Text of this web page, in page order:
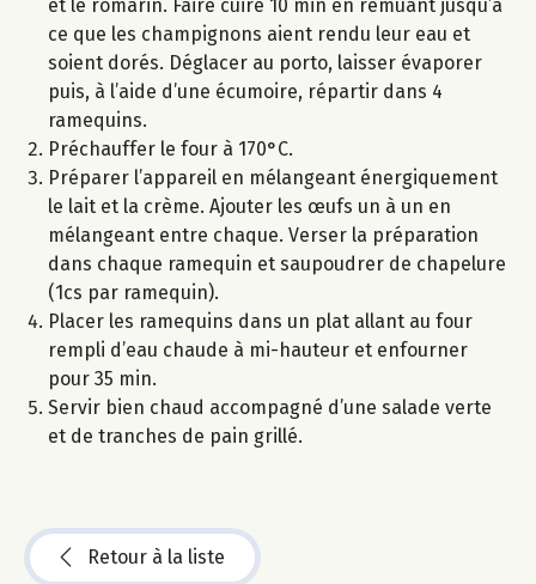
et le romarin. Faire cuire 10 min en remuant jusqu’à
ce que les champignons aient rendu leur eau et
soient dorés. Déglacer au porto, laisser évaporer
puis, à l’aide d’une écumoire, répartir dans 4
ramequins.
Préchauffer le four à 170°C.
Préparer l’appareil en mélangeant énergiquement
le lait et la crème. Ajouter les œufs un à un en
mélangeant entre chaque. Verser la préparation
dans chaque ramequin et saupoudrer de chapelure
(1cs par ramequin).
Placer les ramequins dans un plat allant au four
rempli d’eau chaude à mi-hauteur et enfourner
pour 35 min.
Servir bien chaud accompagné d’une salade verte
et de tranches de pain grillé.
Retour à la liste